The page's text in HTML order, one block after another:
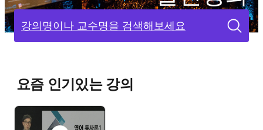
강의명이나 교수명을 검색해보세요
요즘 인기있는 강의